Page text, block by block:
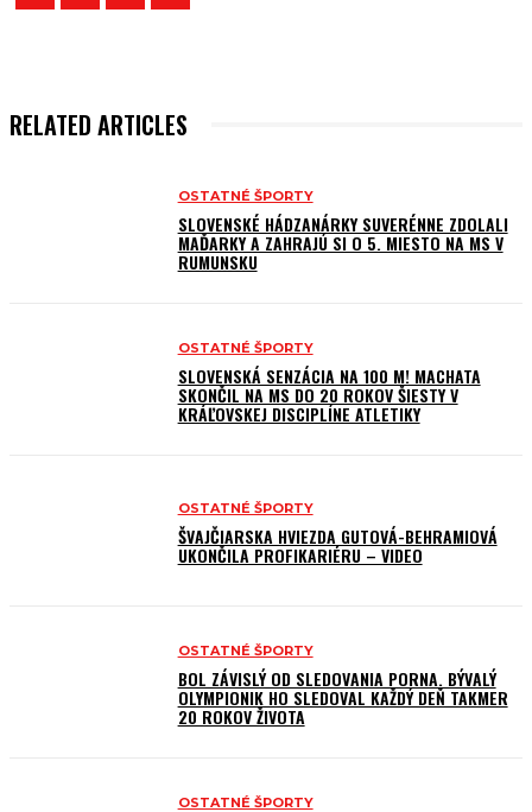
RELATED ARTICLES
OSTATNÉ ŠPORTY
SLOVENSKÉ HÁDZANÁRKY SUVERÉNNE ZDOLALI
MAĎARKY A ZAHRAJÚ SI O 5. MIESTO NA MS V
RUMUNSKU
OSTATNÉ ŠPORTY
SLOVENSKÁ SENZÁCIA NA 100 M! MACHATA
SKONČIL NA MS DO 20 ROKOV ŠIESTY V
KRÁĽOVSKEJ DISCIPLÍNE ATLETIKY
OSTATNÉ ŠPORTY
ŠVAJČIARSKA HVIEZDA GUTOVÁ-BEHRAMIOVÁ
UKONČILA PROFIKARIÉRU – VIDEO
OSTATNÉ ŠPORTY
BOL ZÁVISLÝ OD SLEDOVANIA PORNA. BÝVALÝ
OLYMPIONIK HO SLEDOVAL KAŽDÝ DEŇ TAKMER
20 ROKOV ŽIVOTA
OSTATNÉ ŠPORTY